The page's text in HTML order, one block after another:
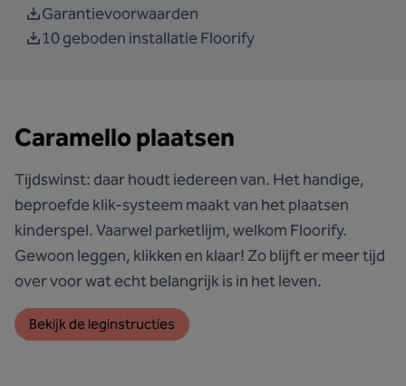
Garantievoorwaarden
10 geboden installatie Floorify
Caramello plaatsen
Tijdswinst: daar houdt iedereen van. Het handige,
beproefde klik-systeem maakt van het plaatsen
kinderspel. Vaarwel parketlijm, welkom Floorify.
Gewoon leggen, klikken en klaar! Zo blijft er meer tijd
over voor wat echt belangrijk is in het leven.
Bekijk de leginstructies